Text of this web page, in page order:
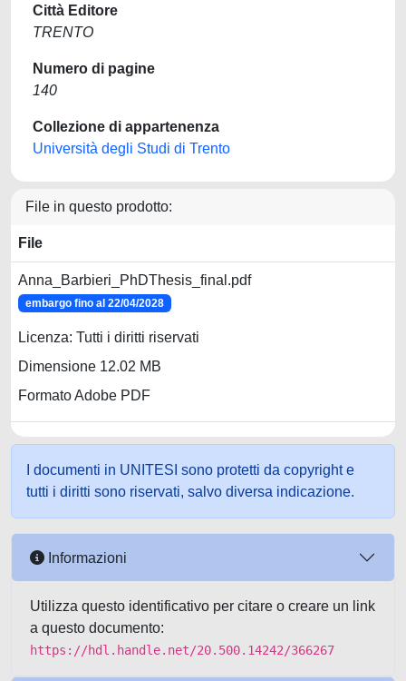
Città Editore
TRENTO
Numero di pagine
140
Collezione di appartenenza
Università degli Studi di Trento
File in questo prodotto:
File
Anna_Barbieri_PhDThesis_final.pdf
embargo fino al 22/04/2028
Licenza: Tutti i diritti riservati
Dimensione 12.02 MB
Formato Adobe PDF
I documenti in UNITESI sono protetti da copyright e
tutti i diritti sono riservati, salvo diversa indicazione.
Informazioni
Utilizza questo identificativo per citare o creare un link
a questo documento:
https://hdl.handle.net/20.500.14242/366267